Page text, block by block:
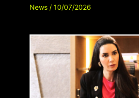
News/ 10/07/2026